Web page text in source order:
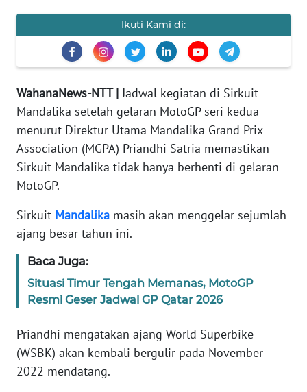
Ikuti Kami di:
WahanaNews-NTT |Jadwal kegiatan di Sirkuit
Mandalika setelah gelaran MotoGP seri kedua
menurut Direktur Utama Mandalika Grand Prix
Association (MGPA) Priandhi Satria memastikan
Sirkuit Mandalika tidak hanya berhenti di gelaran
MotoGP.
Sirkuit Mandalika masih akan menggelar sejumlah
ajang besar tahun ini.
Baca Juga:
Situasi Timur Tengah Memanas, MotoGP
Resmi Geser Jadwal GP Qatar 2026
Priandhi mengatakan ajang World Superbike
(WSBK) akan kembali bergulir pada November
2022 mendatang.
KAMI
PEDOMAN
MEDIA
SIBER
KARIR
DISCLAIMER
Wahana
Regional
WN